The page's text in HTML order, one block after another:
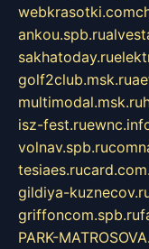
webkrasotki.com
ankou.spb.ru
sakhatoday.ru
golf2club.msk.ru
multimodal.msk.ru
isz-fest.ru
volnav.spb.ru
tesiaes.ru
gildiya-
griffoncom.spb.ru
PARK-